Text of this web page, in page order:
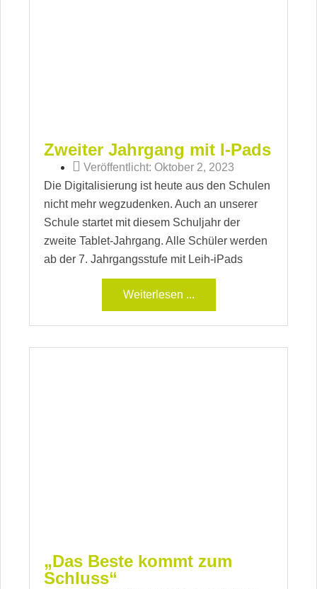
Zweiter Jahrgang mit I-Pads
Veröffentlicht: Oktober 2, 2023
Die Digitalisierung ist heute aus den Schulen
nicht mehr wegzudenken. Auch an unserer
Schule startet mit diesem Schuljahr der
zweite Tablet-Jahrgang. Alle Schüler werden
ab der 7. Jahrgangsstufe mit Leih-iPads
Weiterlesen ...
„Das Beste kommt zum
Schluss“